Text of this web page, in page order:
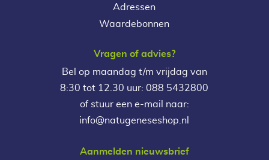
Adressen
Waardebonnen
Vragen of advies?
Bel op maandag t/m vrijdag van
8:30 tot 12.30 uur: 088 5432800
of stuur een e-mail naar:
info@natugeneseshop.nl
Aanmelden nieuwsbrief